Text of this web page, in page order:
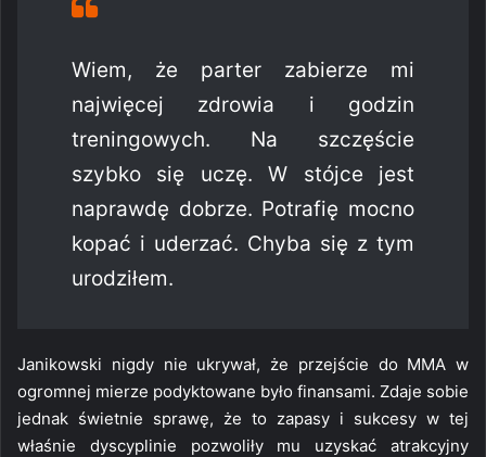
Wiem, że parter zabierze mi
najwięcej zdrowia i godzin
treningowych. Na szczęście
szybko się uczę. W stójce jest
naprawdę dobrze. Potrafię mocno
kopać i uderzać. Chyba się z tym
urodziłem.
Janikowski nigdy nie ukrywał, że przejście do MMA w
ogromnej mierze podyktowane było finansami. Zdaje sobie
jednak świetnie sprawę, że to zapasy i sukcesy w tej
właśnie dyscyplinie pozwoliły mu uzyskać atrakcyjny